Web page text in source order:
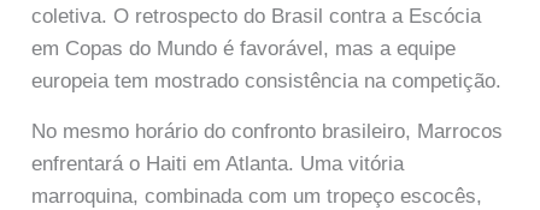
coletiva. O retrospecto do Brasil contra a Escócia
em Copas do Mundo é favorável, mas a equipe
europeia tem mostrado consistência na competição.
No mesmo horário do confronto brasileiro, Marrocos
enfrentará o Haiti em Atlanta. Uma vitória
marroquina, combinada com um tropeço escocês,